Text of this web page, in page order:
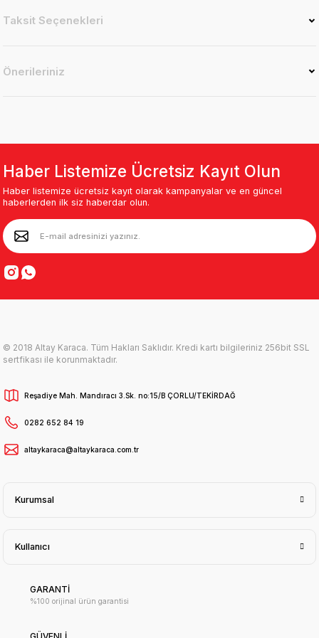
Taksit Seçenekleri
Önerileriniz
Haber Listemize Ücretsiz Kayıt Olun
Haber listemize ücretsiz kayıt olarak kampanyalar ve en güncel
haberlerden ilk siz haberdar olun.
© 2018 Altay Karaca. Tüm Hakları Saklıdır. Kredi kartı bilgileriniz 256bit SSL
sertfikası ile korunmaktadır.
Reşadiye Mah. Mandıracı 3.Sk. no:15/B ÇORLU/TEKİRDAĞ
0282 652 84 19
altaykaraca@altaykaraca.com.tr
Kurumsal
Kullanıcı
GARANTİ
%100 orijinal ürün garantisi